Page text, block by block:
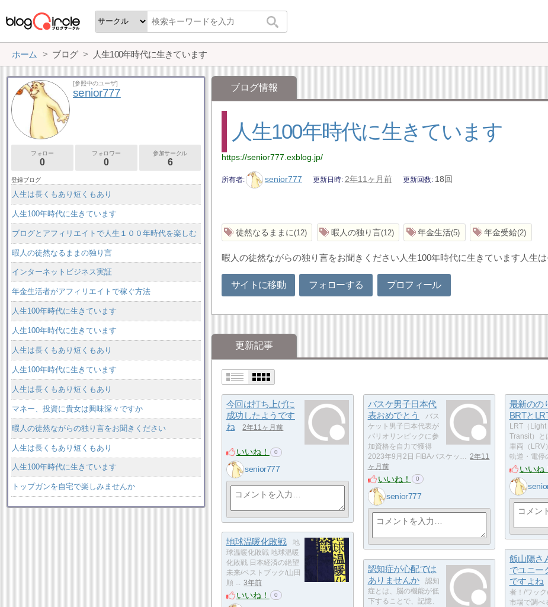
ホーム ブログ 人生100年時代に生きています
ブログ情報
人生100年時代に生きています
https://senior777.exblog.jp/
所有者 senior777 更新日時 2年11ヶ月前 更新回数 18回
徒然なるままに 12 暇人の独り言 12 年金生活 5 年金受給 2
暇人の徒然ながらの独り言をお聞きください人生100年時代に生きています人生
サイトに移動 フォローする プロフィール
更新記事
今回は打ち上げに
成功したようです
ね
2年11ヶ月前
いいね！ 0
senior777
バスケ男子日本代
表おめでとう
バス
ケット男子日本代表が
パリオリンピックに参
加資格を自力で獲得
2023年9月2日 FIBAバスケッ… 2年11
ヶ月前
いいね！ 0
senior777
最新のの
BRTと
LRT（Light
Transit）
車両（LRV
軌道・電
いいね
地球温暖化敗戦
地
球温暖化敗戦 地球温暖
化敗戦 日本経済の絶望
未来/ベストブック/山田
順 ... 3年前
いいね！ 0
飯山陽さ
でユニー
ですよね
者！/ワッ
市場で調べ
認知症が心配では
ありませんか
認知
症とは、脳の機能が低
下することで、記憶、
[参照中のユーザ]
senior777
フォロー
0
フォロワー
0
参加サークル
6
登録ブログ
人生は長くもあり短くもあり
人生100年時代に生きています
ブログとアフィリエイトで人生１００年時代を楽しむ
暇人の徒然なるままの独り言
インターネットビジネス実証
年金生活者がアフィリエイトで稼ぐ方法
人生100年時代に生きています
人生100年時代に生きています
人生は長くもあり短くもあり
人生100年時代に生きています
人生は長くもあり短くもあり
マネー、投資に貴女は興味深々ですか
暇人の徒然ながらの独り言をお聞きください
人生は長くもあり短くもあり
人生100年時代に生きています
トップガンを自宅で楽しみませんか